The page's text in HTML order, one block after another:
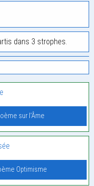
dans 3 strophes.
sur l'Âme
Optimisme